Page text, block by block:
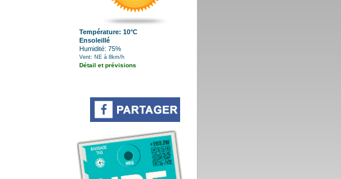
Température: 10°C
Ensoleillé
Humidité: 75%
Vent: NE à 8km/h
Détail et prévisions